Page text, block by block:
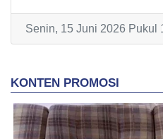
Senin, 15 Juni 2026 Pukul